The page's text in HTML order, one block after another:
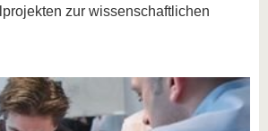
zur wissenschaftlichen